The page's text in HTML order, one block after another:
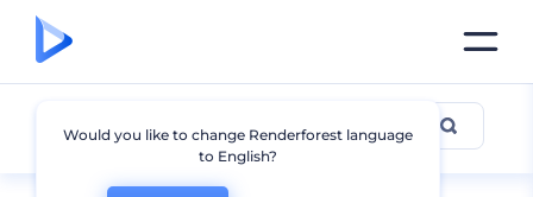
Servicios Individuales
Would you like to change Renderforest language
to English?